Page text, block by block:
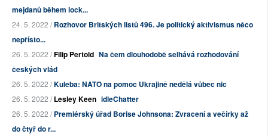
mejdanů během lock...
24. 5. 2022 /Rozhovor Britských listů 496. Je politický aktivismus něco
nepřísto...
26. 5. 2022 /Filip Pertold Na čem dlouhodobě selhává rozhodování
českých vlád
26. 5. 2022 /Kuleba: NATO na pomoc Ukrajině nedělá vůbec nic
26. 5. 2022 /Lesley Keen idleChatter
26. 5. 2022 /Premiérský úřad Borise Johnsona: Zvracení a večírky až
do čtyř do r...